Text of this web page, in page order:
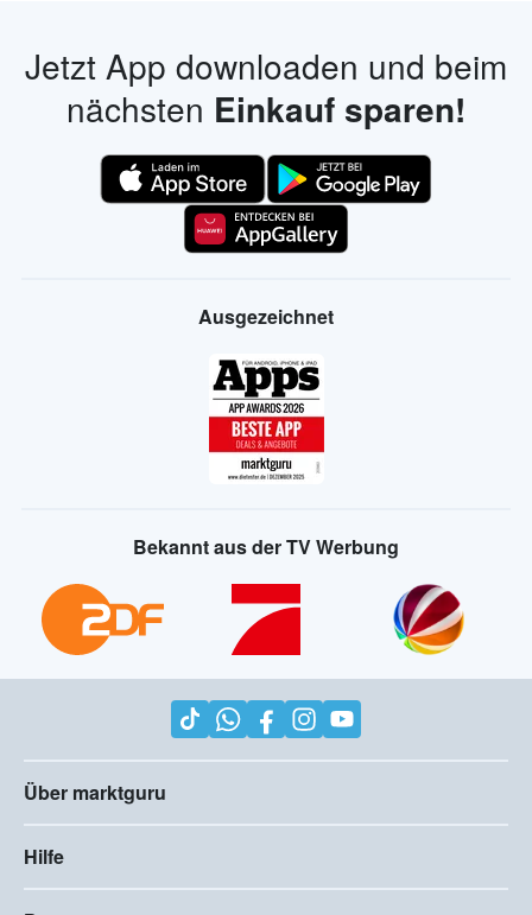
Jetzt App downloaden und beim
nächsten Einkauf sparen!
Ausgezeichnet
Bekannt aus der TV Werbung
Über marktguru
Hilfe